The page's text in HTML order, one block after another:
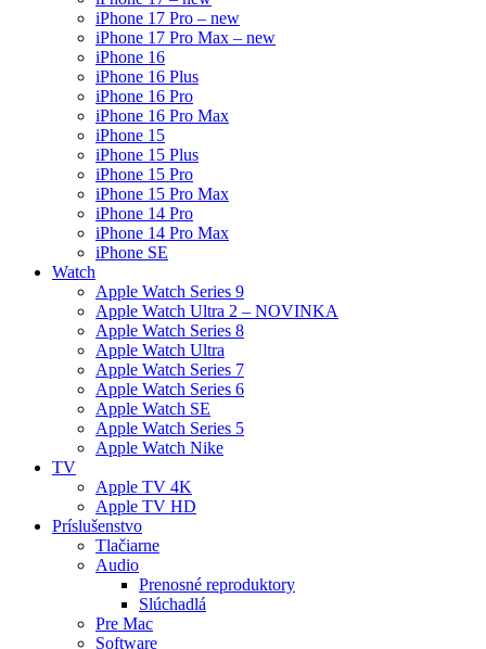
iPhone 17 Pro – new
iPhone 17 Pro Max – new
iPhone 16
iPhone 16 Plus
iPhone 16 Pro
iPhone 16 Pro Max
iPhone 15
iPhone 15 Plus
iPhone 15 Pro
iPhone 15 Pro Max
iPhone 14 Pro
iPhone 14 Pro Max
iPhone SE
Watch
Apple Watch Series 9
Apple Watch Ultra 2 – NOVINKA
Apple Watch Series 8
Apple Watch Ultra
Apple Watch Series 7
Apple Watch Series 6
Apple Watch SE
Apple Watch Series 5
Apple Watch Nike
TV
Apple TV 4K
Apple TV HD
Príslušenstvo
Tlačiarne
Audio
Prenosné reproduktory
Slúchadlá
Pre Mac
Software